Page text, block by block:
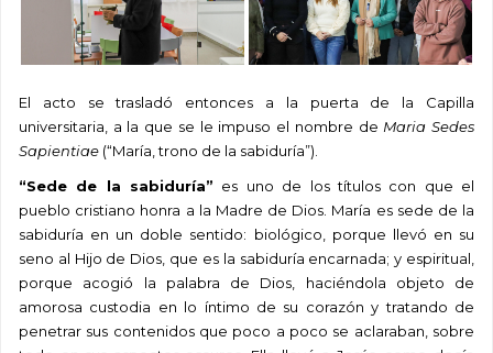
El acto se trasladó entonces a la puerta de la Capilla
universitaria, a la que se le impuso el nombre de Maria Sedes
Sapientiae (“María, trono de la sabiduría”).
“Sede de la sabiduría” es uno de los títulos con que el
pueblo cristiano honra a la Madre de Dios. María es sede de la
sabiduría en un doble sentido: biológico, porque llevó en su
seno al Hijo de Dios, que es la sabiduría encarnada; y espiritual,
porque acogió la palabra de Dios, haciéndola objeto de
amorosa custodia en lo íntimo de su corazón y tratando de
penetrar sus contenidos que poco a poco se aclaraban, sobre